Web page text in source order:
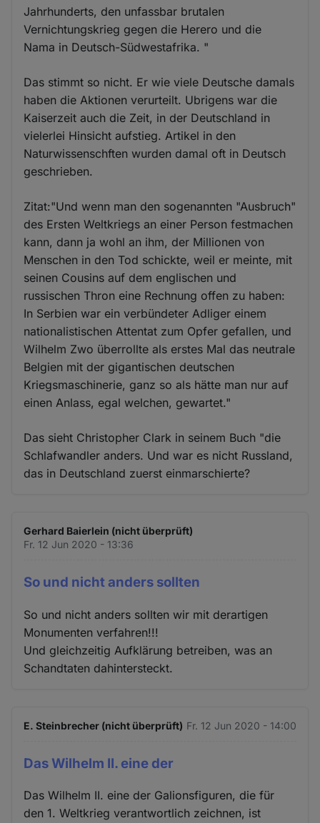
Jahrhunderts, den unfassbar brutalen
Vernichtungskrieg gegen die Herero und die
Nama in Deutsch-Südwestafrika. "
Das stimmt so nicht. Er wie viele Deutsche damals
haben die Aktionen verurteilt. Ubrigens war die
Kaiserzeit auch die Zeit, in der Deutschland in
vielerlei Hinsicht aufstieg. Artikel in den
Naturwissenschften wurden damal oft in Deutsch
geschrieben.
Zitat:"Und wenn man den sogenannten "Ausbruch"
des Ersten Weltkriegs an einer Person festmachen
kann, dann ja wohl an ihm, der Millionen von
Menschen in den Tod schickte, weil er meinte, mit
seinen Cousins auf dem englischen und
russischen Thron eine Rechnung offen zu haben:
In Serbien war ein verbündeter Adliger einem
nationalistischen Attentat zum Opfer gefallen, und
Wilhelm Zwo überrollte als erstes Mal das neutrale
Belgien mit der gigantischen deutschen
Kriegsmaschinerie, ganz so als hätte man nur auf
einen Anlass, egal welchen, gewartet."
Das sieht Christopher Clark in seinem Buch "die
Schlafwandler anders. Und war es nicht Russland,
das in Deutschland zuerst einmarschierte?
Gerhard Baierlein (nicht überprüft)
Fr. 12 Jun 2020 - 13:36
So und nicht anders sollten
So und nicht anders sollten wir mit derartigen
Monumenten verfahren!!!
Und gleichzeitig Aufklärung betreiben, was an
Schandtaten dahintersteckt.
E. Steinbrecher (nicht überprüft) Fr. 12 Jun 2020 - 14:00
Das Wilhelm II. eine der
Das Wilhelm II. eine der Galionsfiguren, die für
den 1. Weltkrieg verantwortlich zeichnen, ist